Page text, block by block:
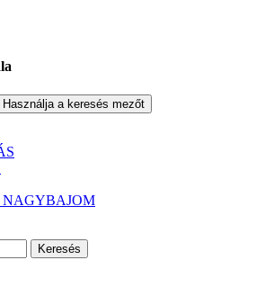
Használja a keresés mezőt
NAGYBAJOM
Keresés